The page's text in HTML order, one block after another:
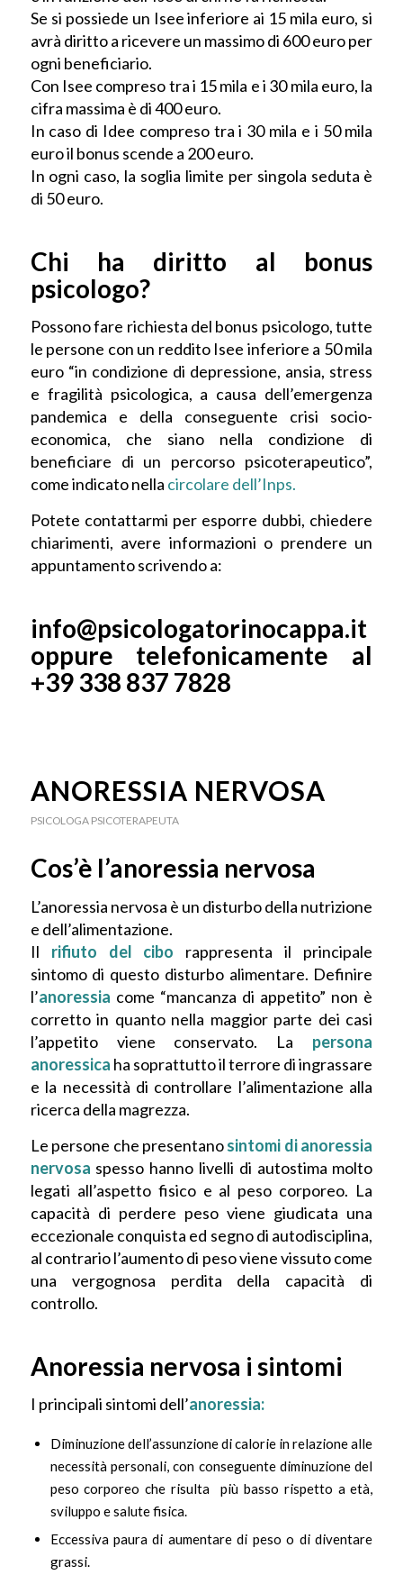
Se si possiede un Isee inferiore ai 15 mila euro, si
avrà diritto a ricevere un massimo di 600 euro per
ogni beneficiario.
Con Isee compreso tra i 15 mila e i 30 mila euro, la
cifra massima è di 400 euro.
In caso di Idee compreso tra i 30 mila e i 50 mila
euro il bonus scende a 200 euro.
In ogni caso, la soglia limite per singola seduta è
di 50 euro.
Chi ha diritto al bonus
psicologo?
Possono fare richiesta del bonus psicologo, tutte
le persone con un reddito Isee inferiore a 50 mila
euro “in condizione di depressione, ansia, stress
e fragilità psicologica, a causa dell’emergenza
pandemica e della conseguente crisi socio-
economica, che siano nella condizione di
beneficiare di un percorso psicoterapeutico”,
come indicato nella circolare dell’Inps.
Potete contattarmi per esporre dubbi, chiedere
chiarimenti, avere informazioni o prendere un
appuntamento scrivendo a:
info@psicologatorinocappa.it
oppure telefonicamente al
+39 338 837 7828
ANORESSIA NERVOSA
PSICOLOGA PSICOTERAPEUTA
Cos’è l’anoressia nervosa
L’anoressia nervosa è un disturbo della nutrizione
e dell’alimentazione.
Il rifiuto del cibo rappresenta il principale
sintomo di questo disturbo alimentare. Definire
l’anoressia come “mancanza di appetito” non è
corretto in quanto nella maggior parte dei casi
l’appetito viene conservato. La persona
anoressica ha soprattutto il terrore di ingrassare
e la necessità di controllare l’alimentazione alla
ricerca della magrezza.
Le persone che presentanosintomi di anoressia
nervosa spesso hanno livelli di autostima molto
legati all’aspetto fisico e al peso corporeo. La
capacità di perdere peso viene giudicata una
eccezionale conquista ed segno di autodisciplina,
al contrario l’aumento di peso viene vissuto come
una vergognosa perdita della capacità di
controllo.
Anoressia nervosa i sintomi
I principali sintomi dell’anoressia:
Diminuzione dell’assunzione di calorie in relazione alle
necessità personali, con conseguente diminuzione del
peso corporeo che risulta più basso rispetto a età,
sviluppo e salute fisica.
Eccessiva paura di aumentare di peso o di diventare
grassi.